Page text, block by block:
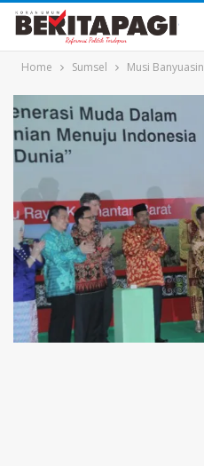
Home Sumsel Musi Banyuasin